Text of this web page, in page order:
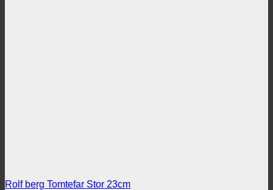
Rolf berg Tomtefar Stor 23cm